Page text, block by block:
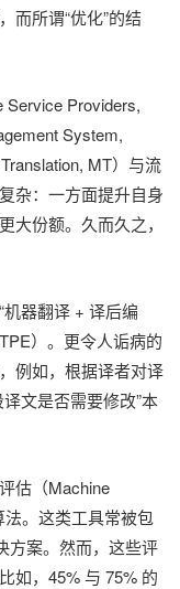
而所谓“优化”的结
Service Providers,
System,
MT）与流
杂：一方面提升自身
大份额。久而久之，
器翻译 + 译后编
）。更令人诟病的
例如，根据译者对译
文是否需要修改”本
估（Machine
法。这类工具常被包
方案。然而，这些评
如，45% 与 75% 的